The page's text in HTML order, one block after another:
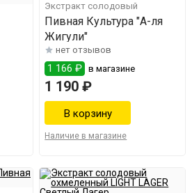
Экстракт солодовый
Пивная Культура "А-ля
Жигули"
нет отзывов
1 166 ₽ в магазине
1 190 ₽
Наличие в магазине